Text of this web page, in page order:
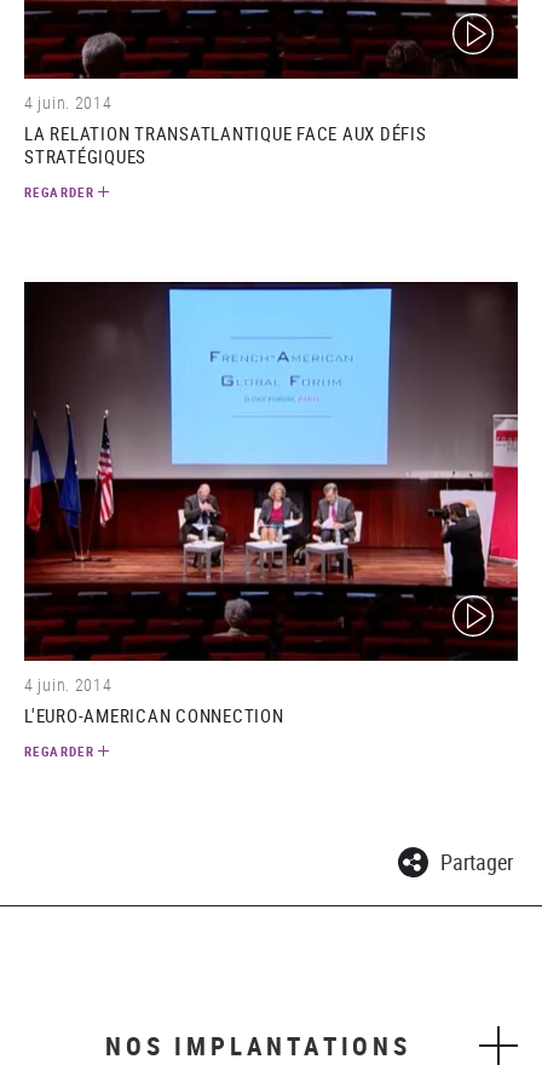
(video)
4 juin. 2014
LA RELATION TRANSATLANTIQUE FACE AUX DÉFIS
STRATÉGIQUES
REGARDER
(video)
4 juin. 2014
L'EURO-AMERICAN CONNECTION
REGARDER
Partager
NOS IMPLANTATIONS